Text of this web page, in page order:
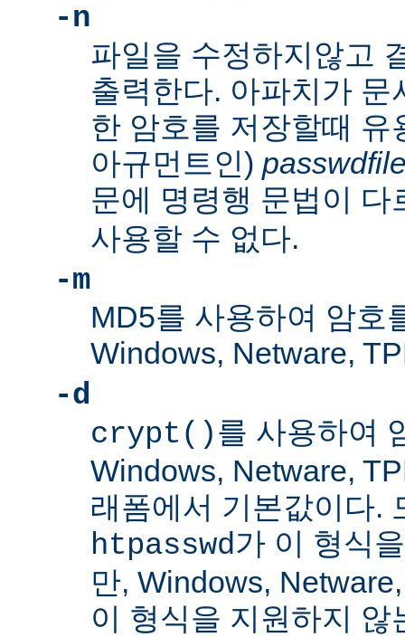
-n
파일을 수정하지않고
출력한다. 아파치가 문
한 암호를 저장할때
아규먼트인)
문에 명령행 문법이
사용할 수 없다.
-m
MD5를 사용하여 암호
Windows, Netware,
-d
crypt()를 사용하여
Windows, Netware,
래폼에서 기본값이다.
htpasswd가 이 형식
만, Windows,
이 형식을 지원하지 않